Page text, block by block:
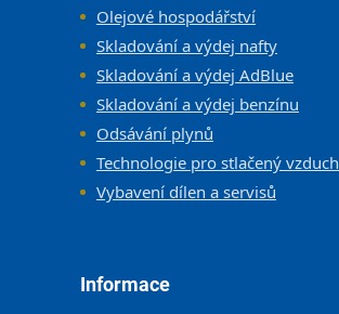
Olejové hospodářství
Skladování a výdej nafty
Skladování a výdej AdBlue
Skladování a výdej benzínu
Odsávání plynů
Technologie pro stlačený vzduch
Vybavení dílen a servisů
Informace